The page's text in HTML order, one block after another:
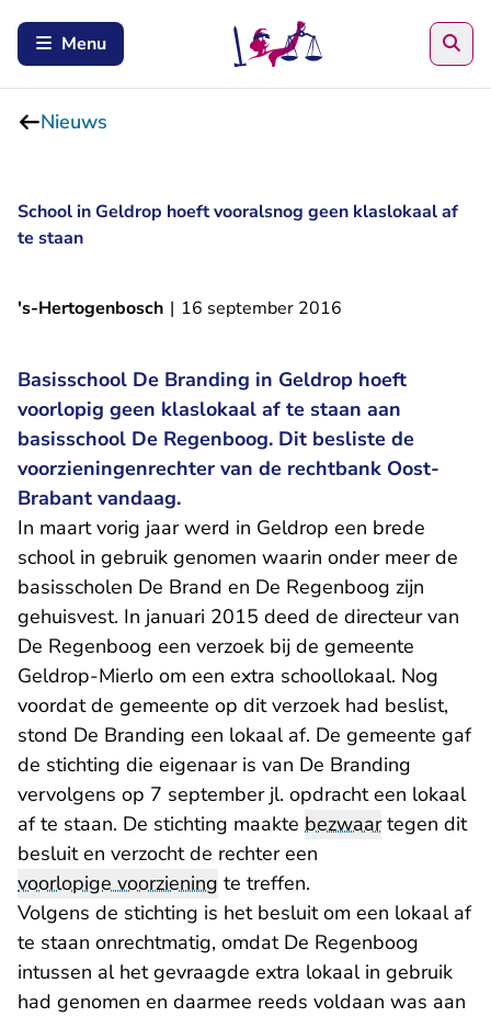
Menu
Nieuws
School in Geldrop hoeft vooralsnog geen klaslokaal af
te staan
's-Hertogenbosch | 16 september 2016
Basisschool De Branding in Geldrop hoeft
voorlopig geen klaslokaal af te staan aan
basisschool De Regenboog. Dit besliste de
voorzieningenrechter van de rechtbank Oost-
Brabant vandaag.
In maart vorig jaar werd in Geldrop een brede
school in gebruik genomen waarin onder meer de
basisscholen De Brand en De Regenboog zijn
gehuisvest. In januari 2015 deed de directeur van
De Regenboog een verzoek bij de gemeente
Geldrop-Mierlo om een extra schoollokaal. Nog
voordat de gemeente op dit verzoek had beslist,
stond De Branding een lokaal af. De gemeente gaf
de stichting die eigenaar is van De Branding
vervolgens op 7 september jl. opdracht een lokaal
af te staan. De stichting maakte bezwaartegen dit
besluit en verzocht de rechter een
voorlopige voorziening te treffen.
Volgens de stichting is het besluit om een lokaal af
te staan onrechtmatig, omdat De Regenboog
intussen al het gevraagde extra lokaal in gebruik
had genomen en daarmee reeds voldaan was aan